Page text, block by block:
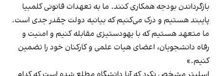
بازگرداندن بودجه همکاری کنند. ما به تعهدات قانونی کلمبیا
پایبند هستیم و درک می‌کنیم که بیانیه دولت چقدر جدی است.
ما متعهد هستیم که با یهودستیزی مقابله کنیم و امنیت و
رفاه دانشجویان، اعضای هیات علمی و کارکنان خود را تضمین
کنیم.»